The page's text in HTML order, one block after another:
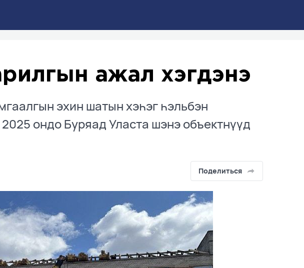
ажал хэгдэнэ
эхин шатын хэһэг һэльбэн
ондо Буряад Уласта шэнэ объектнүүд
Поделиться